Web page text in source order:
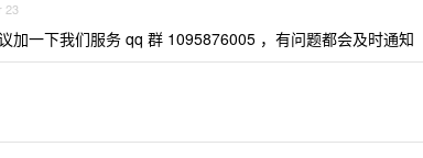
23
加一下我们服务 qq 群 1095876005 ，有问题都会及时通知